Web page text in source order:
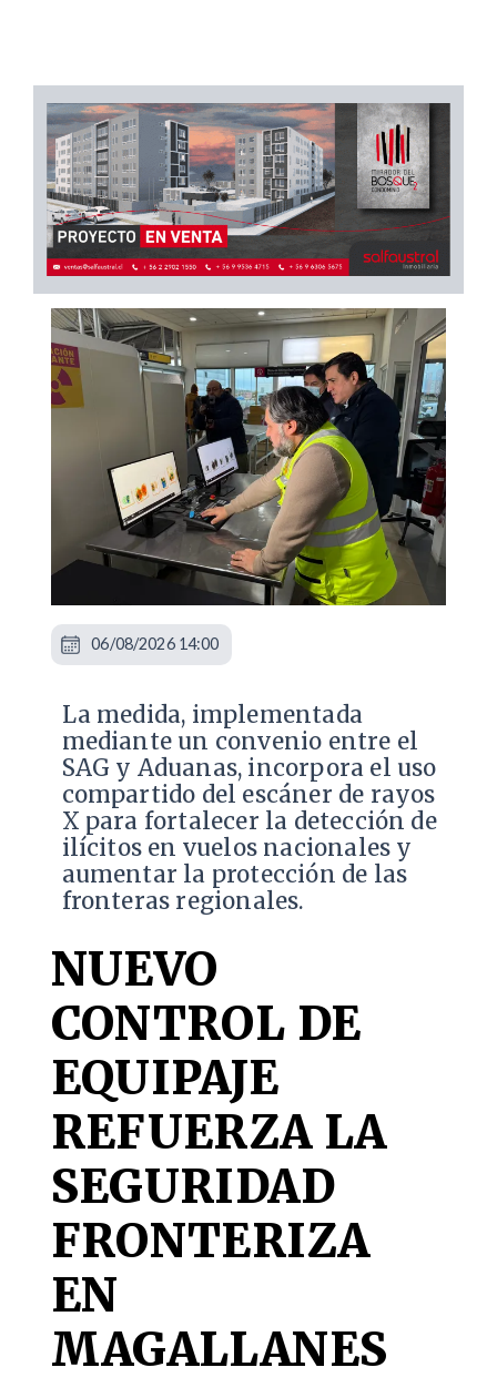
La medida, implementada
mediante un convenio entre el
SAG y Aduanas, incorpora el uso
compartido del escáner de rayos
X para fortalecer la detección de
ilícitos en vuelos nacionales y
aumentar la protección de las
fronteras regionales.
NUEVO
CONTROL DE
EQUIPAJE
REFUERZA LA
SEGURIDAD
FRONTERIZA
EN
MAGALLANES
06/08/2026 14:00